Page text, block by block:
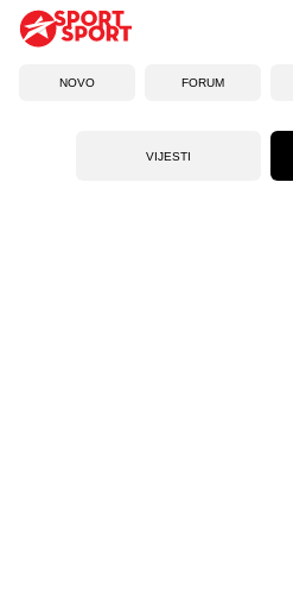
NOVO FORUM
VIJESTI